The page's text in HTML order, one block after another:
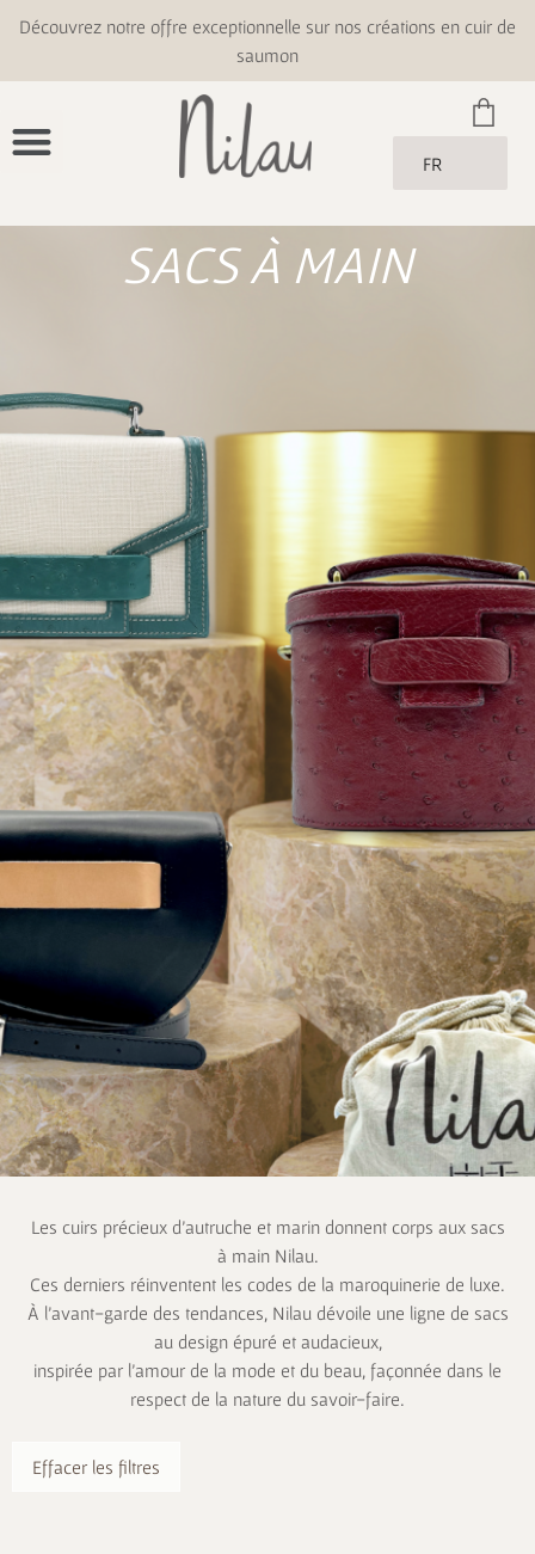
Découvrez notre offre exceptionnelle sur nos créations en cuir de
saumon
FR
SACS À MAIN
Les cuirs précieux d’autruche et marin donnent corps aux sacs
à main Nilau.
Ces derniers réinventent les codes de la maroquinerie de luxe.
À l’avant-garde des tendances, Nilau dévoile une ligne de sacs
au design épuré et audacieux,
inspirée par l’amour de la mode et du beau, façonnée dans le
respect de la nature du savoir-faire.
Effacer les filtres